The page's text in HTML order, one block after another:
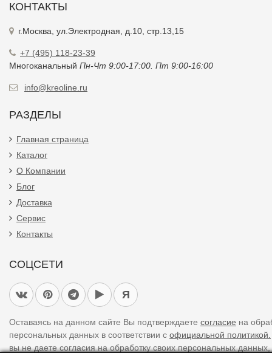
КОНТАКТЫ
г.Москва, ул.Электродная, д.10, стр.13,15
+7 (495) 118-23-39
Многоканальный Пн-Чт 9:00-17:00. Пт 9:00-16:00
info@kreoline.ru
РАЗДЕЛЫ
Главная страница
Каталог
О Компании
Блог
Доставка
Сервис
Контакты
СОЦСЕТИ
Я
Оставаясь на данном сайте Вы подтверждаете согласие на
персональных данных в соответствии с официальной политикой.
вы не даете согласия на обработку своих персональных